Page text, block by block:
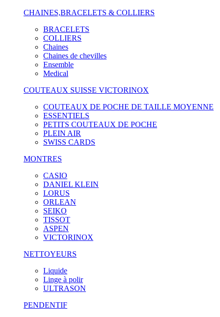
CHAINES,BRACELETS & COLLIERS
BRACELETS
COLLIERS
Chaines
Chaines de chevilles
Ensemble
Medical
COUTEAUX SUISSE VICTORINOX
COUTEAUX DE POCHE DE TAILLE MOYENNE
ESSENTIELS
PETITS COUTEAUX DE POCHE
PLEIN AIR
SWISS CARDS
MONTRES
CASIO
DANIEL KLEIN
LORUS
ORLEAN
SEIKO
TISSOT
ASPEN
VICTORINOX
NETTOYEURS
Liquide
Linge à polir
ULTRASON
PENDENTIF